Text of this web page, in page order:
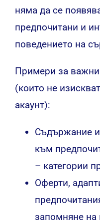
няма да се
предпочитани и
поведението на
Примери за важни
(които не
акаунт):
Съдържание и
към
– категории
Оферти,
запомняне на